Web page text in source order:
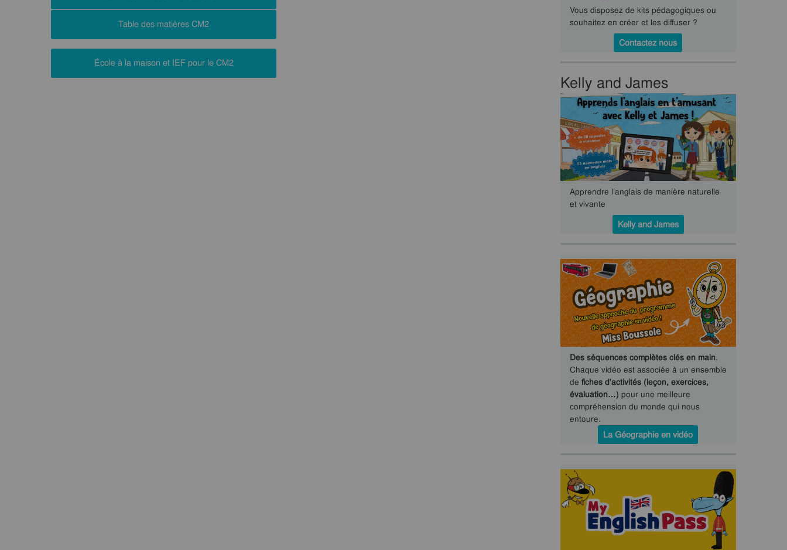
Table des matières CM2
École à la maison et IEF pour le CM2
Vous disposez de kits pédagogiques ou
souhaitez en créer et les diffuser ?
Contactez nous
Kelly and James
Apprendre l’anglais de manière naturelle
et vivante
Kelly and James
Des séquences complètes clés en main.
Chaque vidéo est associée à un ensemble
de fiches d'activités (leçon, exercices,
évaluation…) pour une meilleure
compréhension du monde qui nous
entoure.
La Géographie en vidéo